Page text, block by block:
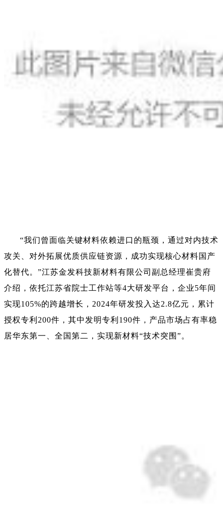
“我们曾面临关键材料依赖进口的瓶颈，通过对内技术
攻关、对外拓展优质供应链资源，成功实现核心材料国产
化替代。”江苏金发科技新材料有限公司副总经理崔贵府
介绍，依托江苏省院士工作站等4大研发平台，企业5年间
实现105%的跨越增长，2024年研发投入达2.8亿元，累计
授权专利200件，其中发明专利190件， 产品市场占有率稳
居华东第一、全国第二，实现新材料“技术突围”。